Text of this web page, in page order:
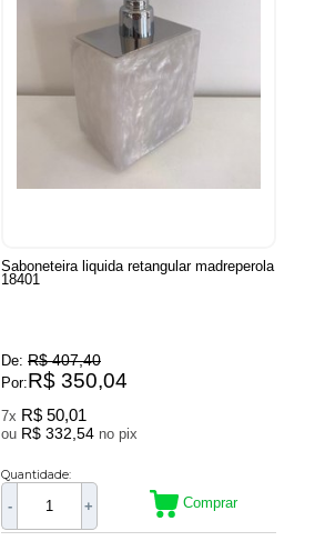
Saboneteira liquida retangular madreperola
18401
De: R$ 407,40
Por:R$ 350,04
7x R$ 50,01
ou R$ 332,54 no pix
Quantidade:
- + Comprar